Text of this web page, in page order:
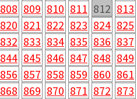
808 809 810 811 812 813
820 821 822 823 824 825
832 833 834 835 836 837
844 845 846 847 848 849
856 857 858 859 860 861
868 869 870 871 872 873